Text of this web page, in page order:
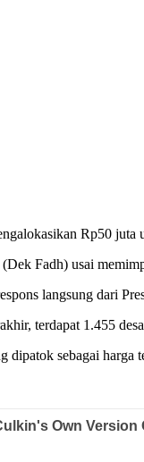
Rp50 juta
Fadh) usai
langsung dari
terdapat 1.455
dipatok sebagai